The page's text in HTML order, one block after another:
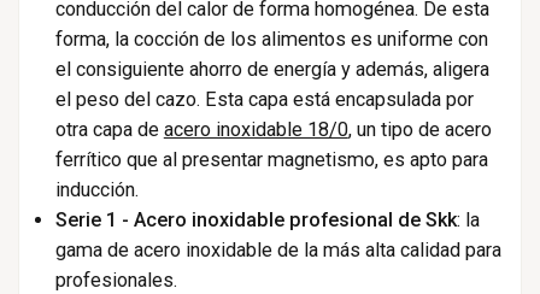
conducción del calor de forma homogénea. De esta
forma, la cocción de los alimentos es uniforme con
el consiguiente ahorro de energía y además, aligera
el peso del cazo. Esta capa está encapsulada por
otra capa de acero inoxidable 18/0, un tipo de acero
ferrítico que al presentar magnetismo, es apto para
inducción.
Serie 1 - Acero inoxidable profesional de Skk: la
gama de acero inoxidable de la más alta calidad para
profesionales.